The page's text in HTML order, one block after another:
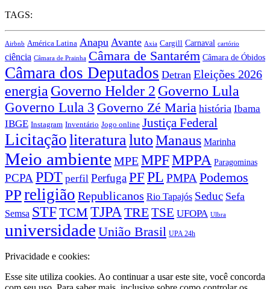
TAGS:
Airbnb América Latina Anapu Avante Axia Cargill Carnaval cartório
ciência Câmara de Prainha Câmara de Santarém Câmara de Óbidos
Câmara dos Deputados Detran Eleições 2026
energia Governo Helder 2 Governo Lula
Governo Lula 3 Governo Zé Maria história Ibama
IBGE Instagram Inventário Jogo online Justiça Federal
Licitaçãoliteratura lutoManaus Marinha
Meio ambiente MPEMPFMPPA Paragominas
PCPA PDT perfil PerfugaPFPL PMPA Podemos
PPreligião Republicanos Rio Tapajós Seduc Sefa
Semsa STFTCM TJPA TRETSE UFOPA Ulbra
universidade União Brasil UPA 24h
Privacidade e cookies:
Esse site utiliza cookies. Ao continuar a usar este site, você concorda